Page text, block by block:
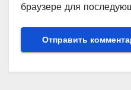
браузере для